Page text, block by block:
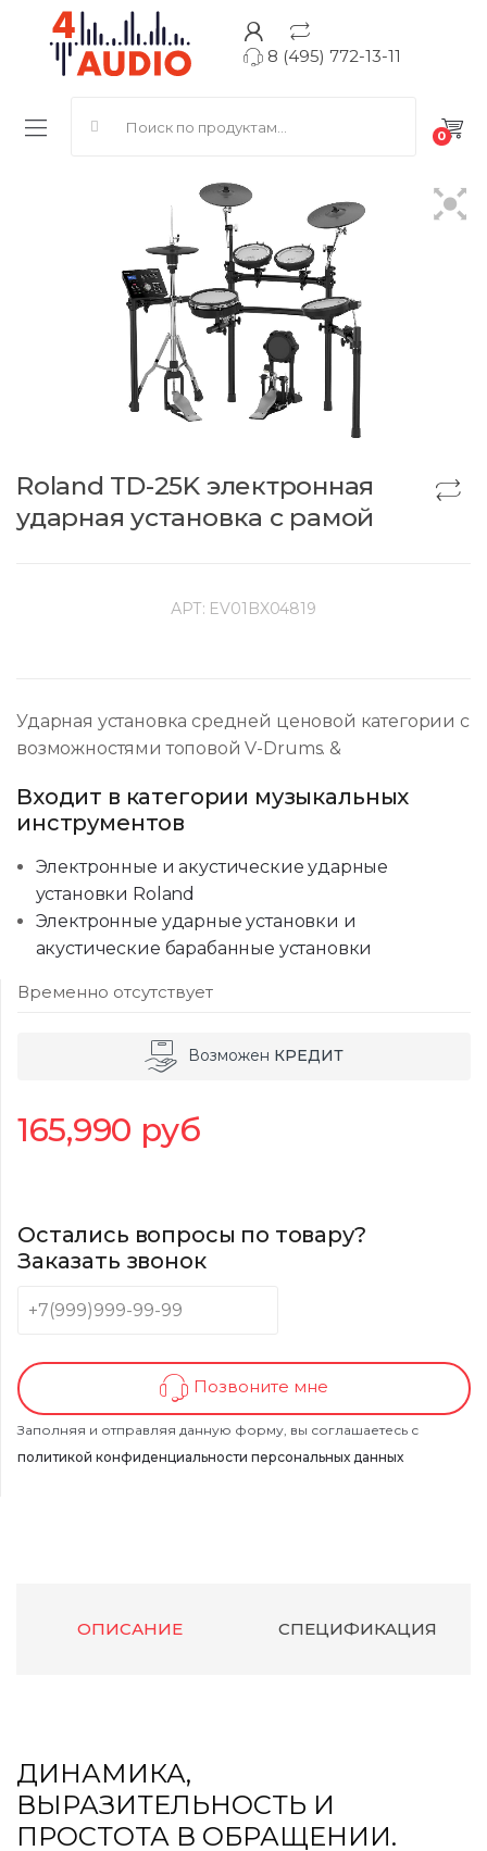
8 (495) 772-13-11
0
Roland TD-25K электронная
ударная установка с рамой
АРТ: EV01BX04819
Ударная установка средней ценовой категории с
возможностями топовой V-Drums. &
Входит в категории музыкальных
инструментов
Электронные и акустические ударные
установки Roland
Электронные ударные установки и
акустические барабанные установки
Временно отсутствует
Возможен КРЕДИТ
165,990 руб
Остались вопросы по товару?
Заказать звонок
Позвоните мне
Заполняя и отправляя данную форму, вы соглашаетесь с
политикой конфиденциальности персональных данных
ОПИСАНИЕ СПЕЦИФИКАЦИЯ
ДИНАМИКА,
ВЫРАЗИТЕЛЬНОСТЬ И
ПРОСТОТА В ОБРАЩЕНИИ.